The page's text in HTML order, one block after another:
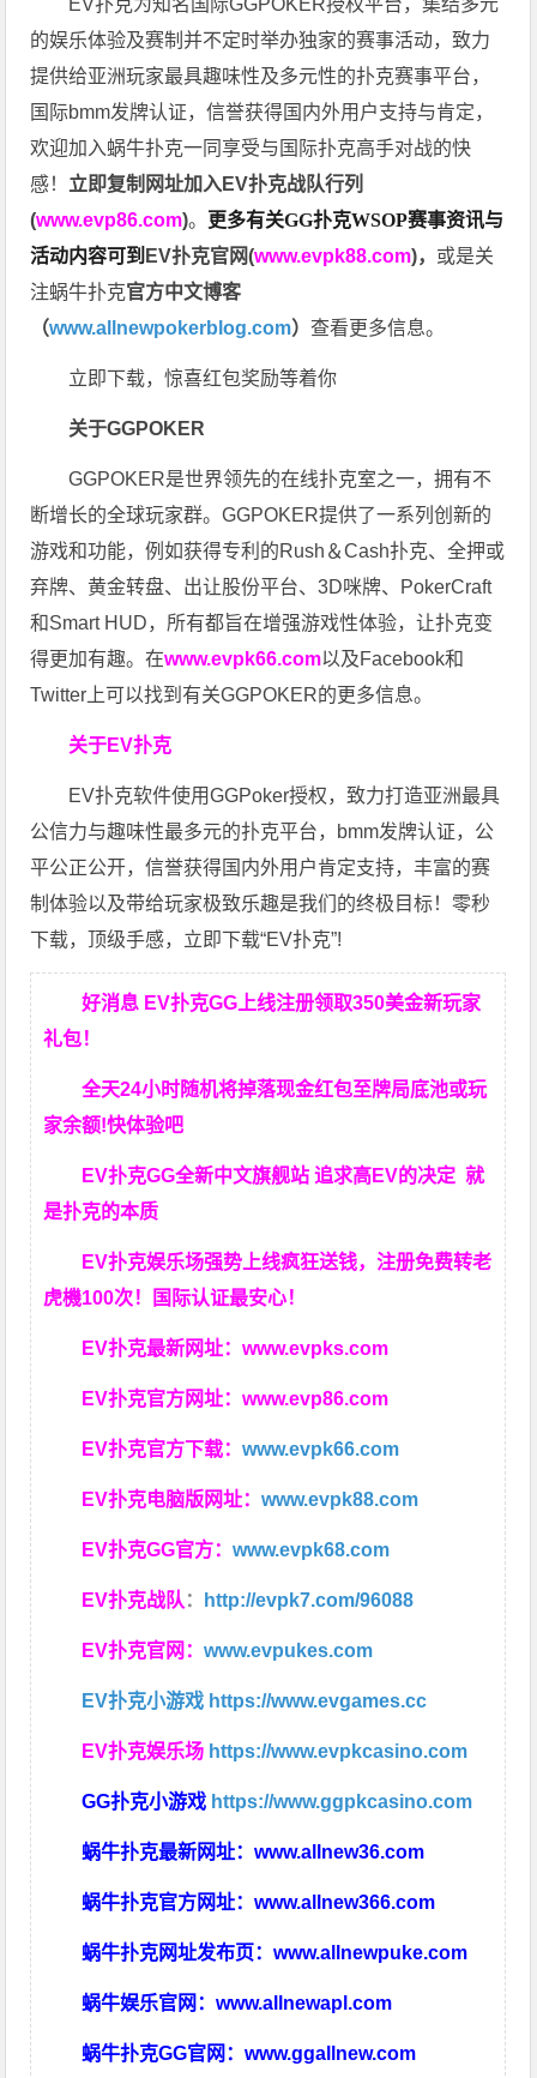
EV扑克为知名国际GGPOKER授权平台，集结多元
的娱乐体验及赛制并不定时举办独家的赛事活动，致力
提供给亚洲玩家最具趣味性及多元性的扑克赛事平台，
国际bmm发牌认证，信誉获得国内外用户支持与肯定，
欢迎加入蜗牛扑克一同享受与国际扑克高手对战的快
感！ 立即复制网址加入EV扑克战队行列
(www.evp86.com)。 更多有关GG扑克WSOP赛事资讯与
活动内容可到 EV扑克官网(www.evpk88.com)， 或是关
注蜗牛扑克官方中文博客
（www.allnewpokerblog.com）查看更多信息。
立即下载，惊喜红包奖励等着你
关于GGPOKER
GGPOKER是世界领先的在线扑克室之一，拥有不
断增长的全球玩家群。GGPOKER提供了一系列创新的
游戏和功能，例如获得专利的Rush＆Cash扑克、全押或
弃牌、黄金转盘、出让股份平台、3D咪牌、PokerCraft
和Smart HUD，所有都旨在增强游戏性体验，让扑克变
得更加有趣。在www.evpk66.com以及Facebook和
Twitter上可以找到有关GGPOKER的更多信息。
关于EV扑克
EV扑克软件使用GGPoker授权，致力打造亚洲最具
公信力与趣味性最多元的扑克平台，bmm发牌认证，公
平公正公开，信誉获得国内外用户肯定支持，丰富的赛
制体验以及带给玩家极致乐趣是我们的终极目标！零秒
下载，顶级手感，立即下载“EV扑克”!
好消息 EV扑克GG上线注册领取350美金新玩家
礼包！
全天24小时随机将掉落现金红包至牌局底池或玩
家余额!快体验吧
EV扑克GG全新中文旗舰站 追求高EV的决定就
是扑克的本质
EV扑克娱乐场强势上线疯狂送钱，注册免费转老
虎機100次！国际认证最安心！
EV扑克最新网址：www.evpks.com
EV扑克官方网址：www.evp86.com
EV扑克官方下载：www.evpk66.com
EV扑克电脑版网址：www.evpk88.com
EV扑克GG官方：www.evpk68.com
EV扑克战队： http://evpk7.com/96088
EV扑克官网：www.evpukes.com
EV扑克小游戏 https://www.evgames.cc
EV扑克娱乐场 https://www.evpkcasino.com
GG扑克小游戏 https://www.ggpkcasino.com
蜗牛扑克最新网址：www.allnew36.com
蜗牛扑克官方网址：www.allnew366.com
蜗牛扑克网址发布页：www.allnewpuke.com
蜗牛娱乐官网：www.allnewapl.com
蜗牛扑克GG官网：www.ggallnew.com